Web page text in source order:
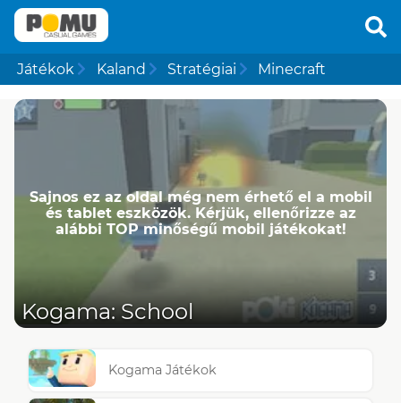
Játékok Kaland Stratégiai Minecraft
Sajnos ez az oldal még nem érhető el a mobil
és tablet eszközök. Kérjük, ellenőrizze az
alábbi TOP minőségű mobil játékokat!
Kogama: School
Kogama Játékok